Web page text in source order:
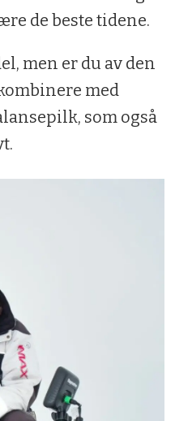
de beste tidene.
men er du av den
med
som også